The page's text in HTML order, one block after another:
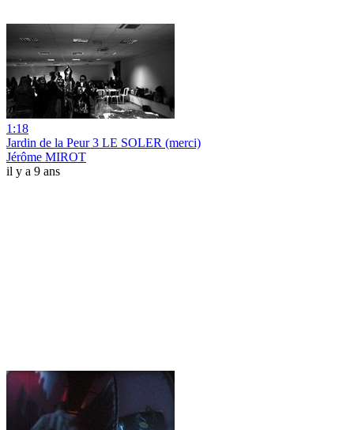
1:18
Jardin de la Peur 3 LE SOLER (merci)
Jérôme MIROT
il y a 9 ans